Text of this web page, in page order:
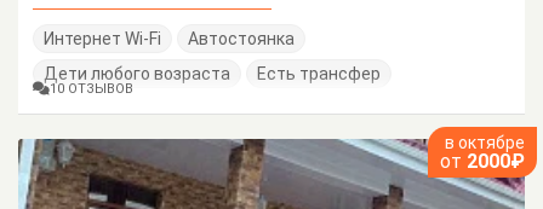
Интернет Wi-Fi
Автостоянка
Дети любого возраста
Есть трансфер
10 ОТЗЫВОВ
в октябре
от 2000₽